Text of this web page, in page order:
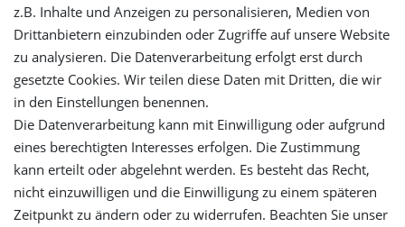
Mein Konto
Login
Registrieren
Versandinformationen
Let's stay connected
z.B. Inhalte und Anzeigen zu personalisieren, Medien von
Drittanbietern einzubinden oder Zugriffe auf unsere Website
zu analysieren. Die Datenverarbeitung erfolgt erst durch
gesetzte Cookies. Wir teilen diese Daten mit Dritten, die wir
in den Einstellungen benennen.
Die Datenverarbeitung kann mit Einwilligung oder aufgrund
eines berechtigten Interesses erfolgen. Die Zustimmung
kann erteilt oder abgelehnt werden. Es besteht das Recht,
nicht einzuwilligen und die Einwilligung zu einem späteren
Zeitpunkt zu ändern oder zu widerrufen. Beachten Sie unser